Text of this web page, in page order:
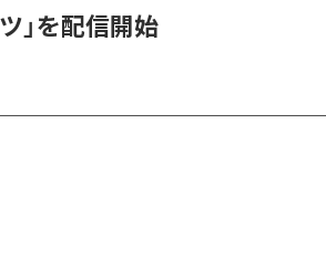
」を配信開始